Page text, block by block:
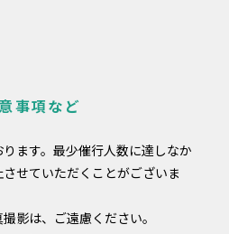
事項など
ます。最少催行人数に達しなか
せていただくことがございま
影は、ご遠慮ください。